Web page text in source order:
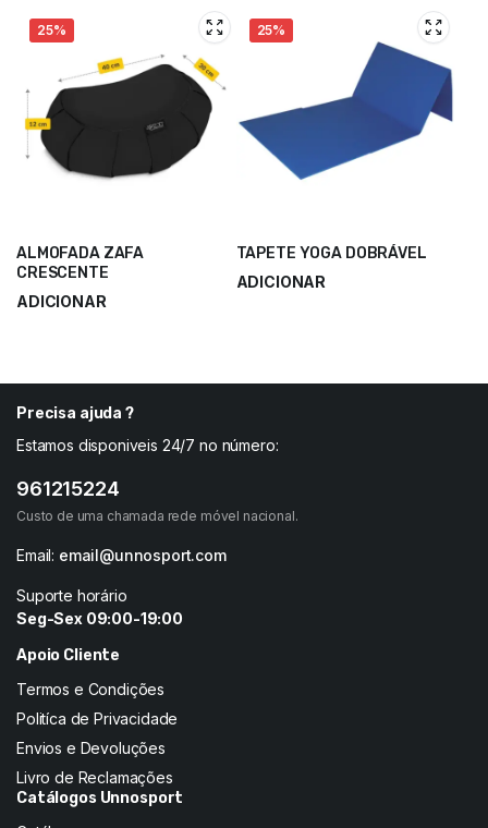
25%
ALMOFADA ZAFA
CRESCENTE
ADICIONAR
25%
TAPETE YOGA DOBRÁVEL
ADICIONAR
Precisa ajuda ?
Estamos disponiveis 24/7 no número:
961215224
Custo de uma chamada rede móvel nacional.
Email: email@unnosport.com
Suporte horário
Seg-Sex 09:00-19:00
Apoio Cliente
Termos e Condições
Politíca de Privacidade
Envios e Devoluções
Livro de Reclamações
Catálogos Unnosport